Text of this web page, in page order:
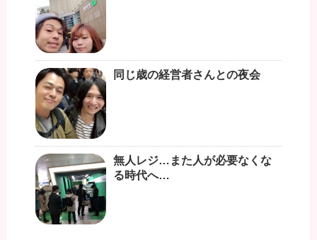
同じ歳の経営者さんとの夜会
無人レジ…また人が必要なくな
る時代へ…